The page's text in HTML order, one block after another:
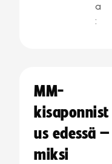
a
:
MM-
kisaponnist
us edessä –
miksi